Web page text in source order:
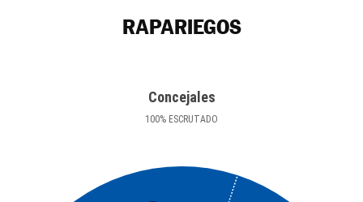
RAPARIEGOS
Concejales
100% ESCRUTADO